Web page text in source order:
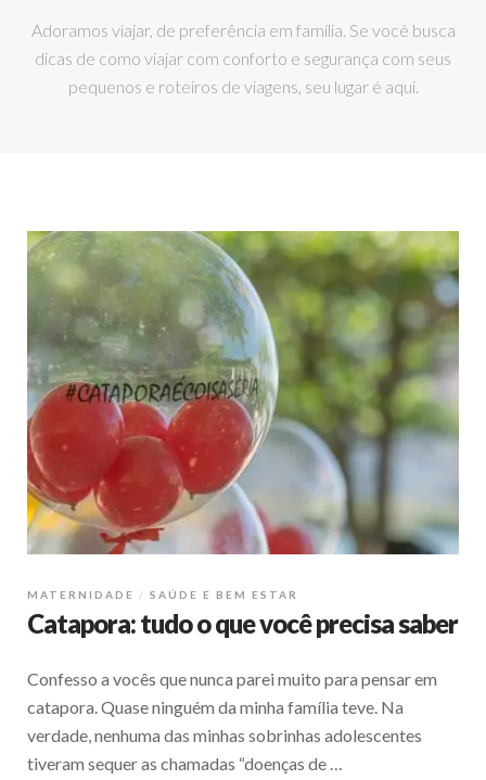
Adoramos viajar, de preferência em família. Se você busca
dicas de como viajar com conforto e segurança com seus
pequenos e roteiros de viagens, seu lugar é aqui.
MATERNIDADE SAÚDE E BEM ESTAR
Catapora: tudo o que você precisa saber
Confesso a vocês que nunca parei muito para pensar em
catapora. Quase ninguém da minha família teve. Na
verdade, nenhuma das minhas sobrinhas adolescentes
tiveram sequer as chamadas “doenças de …